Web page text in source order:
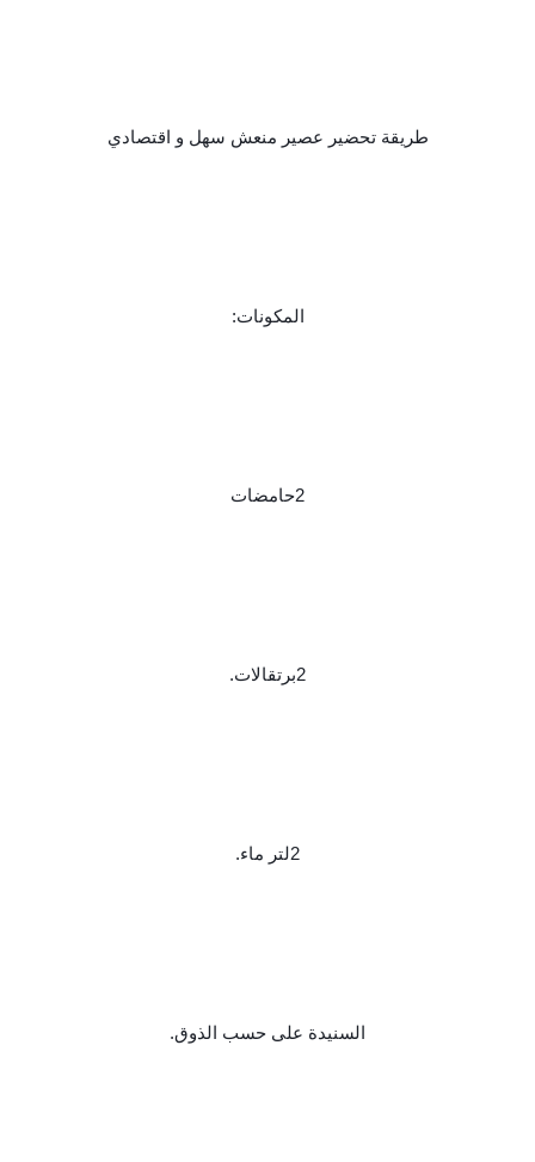
طريقة تحضير عصير منعش سهل و اقتصادي
المكونات:
2حامضات
2برتقالات.
2لتر ماء.
السنيدة على حسب الذوق.